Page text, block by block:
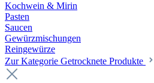
Kochwein & Mirin
Pasten
Saucen
Gewürzmischungen
Reingewürze
Zur Kategorie Getrocknete Produkte